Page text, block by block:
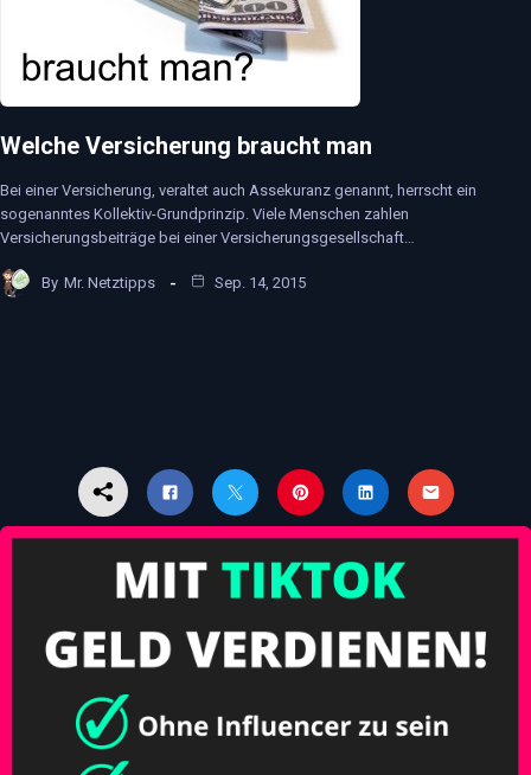
Welche Versicherung braucht man
Bei einer Versicherung, veraltet auch Assekuranz genannt, herrscht ein
sogenanntes Kollektiv-Grundprinzip. Viele Menschen zahlen
Versicherungsbeiträge bei einer Versicherungsgesellschaft…
By Mr. Netztipps Sep. 14, 2015